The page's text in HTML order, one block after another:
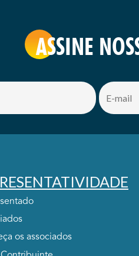
ASSINE
os associados